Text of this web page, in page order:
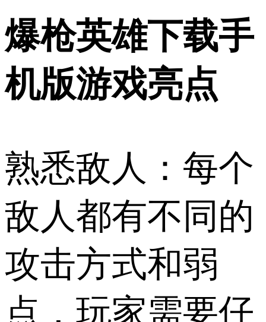
爆枪英雄下载手
机版游戏亮点
熟悉敌人：每个
敌人都有不同的
攻击方式和弱
点，玩家需要仔